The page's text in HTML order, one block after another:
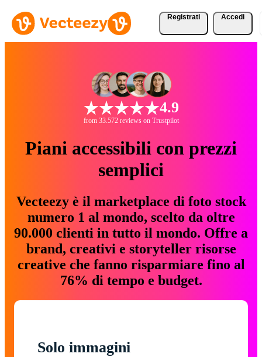
Registrati Accedi
4.9
from 33.572 reviews on Trustpilot
Piani accessibili con prezzi
semplici
Vecteezy è il marketplace di foto stock
numero 1 al mondo, scelto da oltre
90.000 clienti in tutto il mondo. Offre a
brand, creativi e storyteller risorse
creative che fanno risparmiare fino al
76% di tempo e budget.
Solo immagini